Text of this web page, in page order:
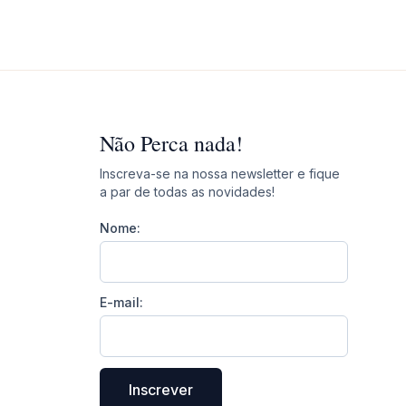
Não Perca nada!
Inscreva-se na nossa newsletter e fique
a par de todas as novidades!
Nome:
E-mail:
Inscrever